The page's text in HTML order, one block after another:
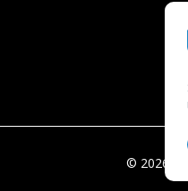
© 2026